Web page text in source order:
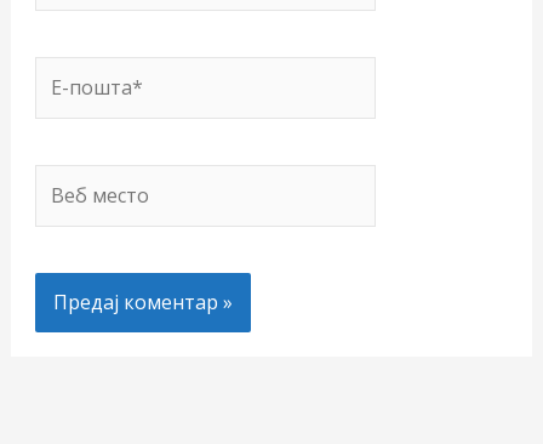
пошта*
место